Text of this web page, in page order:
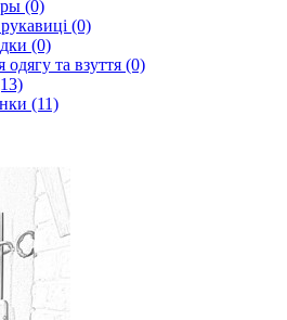
(0)
(0)
(0)
одягу та взуття (0)
(11)